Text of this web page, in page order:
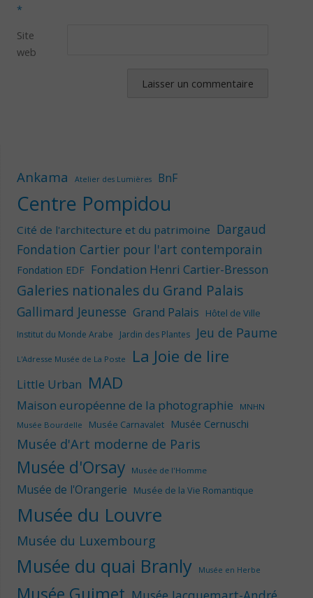
*
Site
web
Ankama Atelier des Lumières BnF
Centre Pompidou
Cité de l'architecture et du patrimoine Dargaud
Fondation Cartier pour l'art contemporain
Fondation EDF Fondation Henri Cartier-Bresson
Galeries nationales du Grand Palais
Gallimard Jeunesse Grand Palais Hôtel de Ville
Institut du Monde Arabe Jardin des Plantes Jeu de Paume
L'Adresse Musée de La Poste La Joie de lire
Little Urban MAD
Maison européenne de la photographie
MNHN
Musée Bourdelle
Musée Carnavalet Musée Cernuschi
Musée d'Art moderne de Paris
Musée d'Orsay Musée de l'Homme
Musée de l'Orangerie Musée de la Vie Romantique
Musée du Louvre
Musée du Luxembourg
Musée du quai Branly Musée en Herbe